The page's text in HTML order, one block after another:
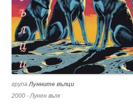
групаЛунните вълци
2000 - Лунен вълк